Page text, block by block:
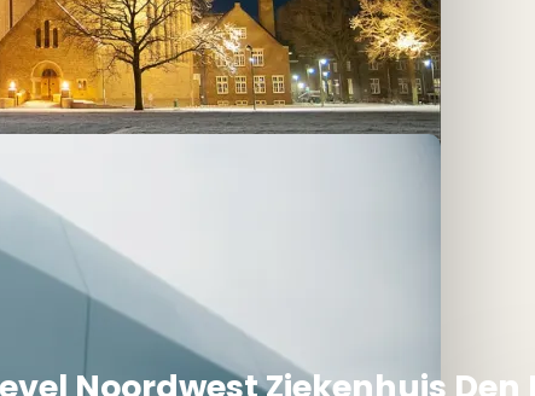
Noordwest Ziekenhuis Den